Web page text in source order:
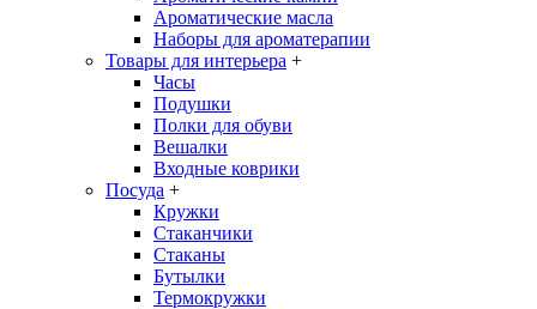
Ароматические масла
Наборы для ароматерапии
Товары для интерьера +
Часы
Подушки
Полки для обуви
Вешалки
Входные коврики
Посуда +
Кружки
Стаканчики
Стаканы
Бутылки
Термокружки